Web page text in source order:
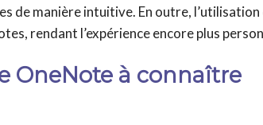
de manière intuitive. En outre,
rendant l’expérience encore plus
OneNote à connaître